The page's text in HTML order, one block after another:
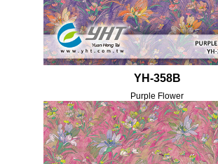
YH-358B
Purple Flower